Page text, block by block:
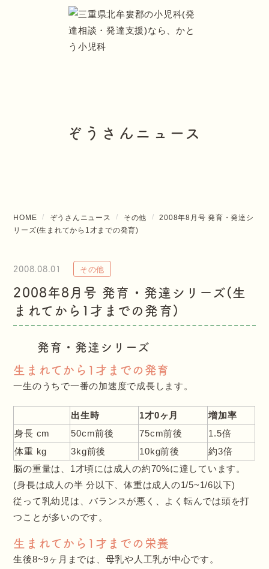
ぞうさんニュース
HOME ぞうさんニュース その他
2008年8月号 発育・発達シ
リーズ(生まれてから1才までの発育)
2008.08.01 その他
2008年8月号 発育・発達シリーズ(生
まれてから1才までの発育)
発育・発達シリーズ
生まれてから1才までの発育
一生のうちで一番の加速度で成長します。
出生時 1才0ヶ月
増加率
身長 cm
50cm前後 75cm前後
1.5倍
体重 kg
3kg前後 10kg前後
約3倍
脳の重量は、1才頃には成人の約70%に達しています。
(身長は成人の半 分以下、体重は成人の1/5~1/6以下)
従って乳幼児は、バランスが悪く、よく転んでは頭を打
つことが多いのです。
生まれてから1才までの栄養
生後8~9ヶ月までは、母乳や人工乳が中心です。